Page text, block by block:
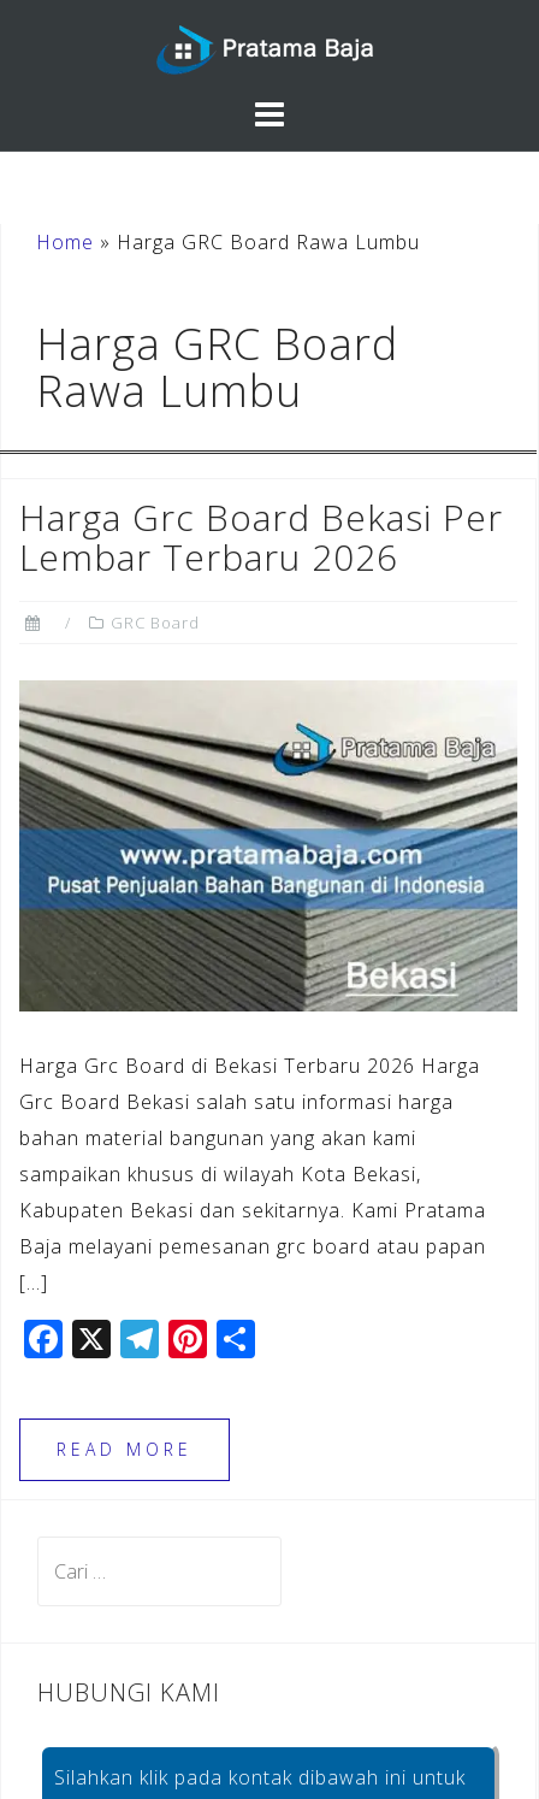
Home » Harga GRC Board Rawa Lumbu
Harga GRC Board
Rawa Lumbu
Harga Grc Board Bekasi Per
Lembar Terbaru 2026
GRC Board
Harga Grc Board di Bekasi Terbaru 2026 Harga
Grc Board Bekasi salah satu informasi harga
bahan material bangunan yang akan kami
sampaikan khusus di wilayah Kota Bekasi,
Kabupaten Bekasi dan sekitarnya. Kami Pratama
Baja melayani pemesanan grc board atau papan
[…]
F
c
e
b
o
X T
e
gr
a
Pi
te
e
READ MORE
HUBUNGI KAMI
Silahkan klik pada kontak dibawah ini untuk